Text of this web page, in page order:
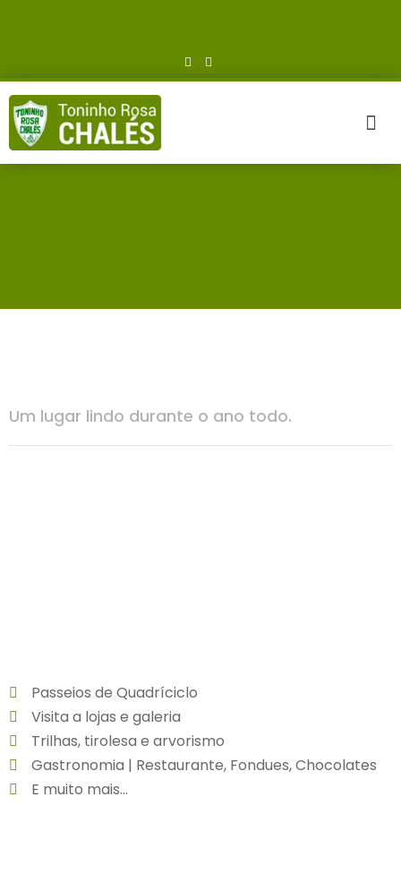
Um lugar lindo durante o ano todo.
Passeios de Quadríciclo
Visita a lojas e galeria
Trilhas, tirolesa e arvorismo
Gastronomia | Restaurante, Fondues, Chocolates
E muito mais...